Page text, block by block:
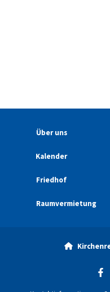
Über uns
Kalender
Friedhof
Raumvermietung
